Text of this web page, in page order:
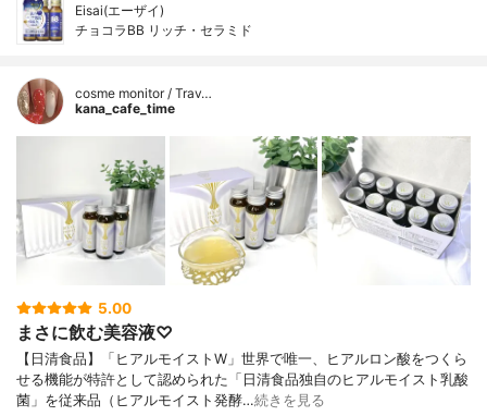
Eisai(エーザイ)
チョコラBB リッチ・セラミド
cosme monitor / Trav…
kana_cafe_time
5.00
まさに飲む美容液♡
【日清食品】「ヒアルモイストW」世界で唯一、ヒアルロン酸をつくら
せる機能が特許として認められた「日清食品独自のヒアルモイスト乳酸
菌」を従来品（ヒアルモイスト発酵…続きを見る